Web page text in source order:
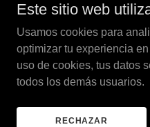
Este sitio web
Usamos cookies para
optimizar tu experiencia
uso de cookies, tus datos
todos los demás usuarios.
RECHAZAR